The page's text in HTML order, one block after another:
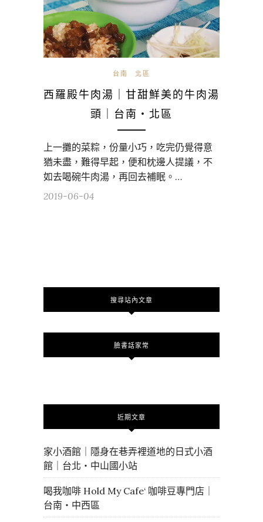
台南 北區
西羅殿牛肉湯｜甘甜鮮美的牛肉湯
頭｜台南・北區
上一攤的菜粽，份量小巧，吃完仍覺得意
猶未盡，難得早起，便和枕邊人提議，不
如去喝碗牛肉湯，再回去補眠。…
2019-06-04
搜尋站內文章
臉書話家常
近期文章
家小酒館｜隱身在巷弄裡道地的日式小酒
館｜台北・中山國小站
喝我咖啡 Hold My Cafe‘ 咖啡豆專門店｜
台南・中西區